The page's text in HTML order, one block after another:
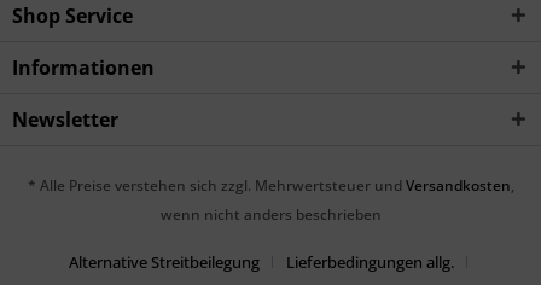
Shop Service
Informationen
Newsletter
* Alle Preise verstehen sich zzgl. Mehrwertsteuer und Versandkosten,
wenn nicht anders beschrieben
Alternative Streitbeilegung
Lieferbedingungen allg.